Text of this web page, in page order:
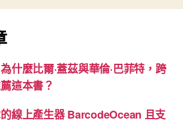
SmillaEnlarger”
什麼比爾·蓋茲與華倫·巴菲特，跨
這本書？
線上產生器 BarcodeOcean 且支